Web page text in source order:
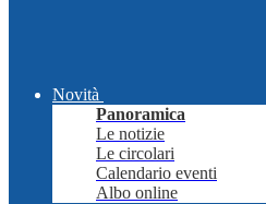
Novità
Panoramica
Le notizie
Le circolari
Calendario eventi
Albo online